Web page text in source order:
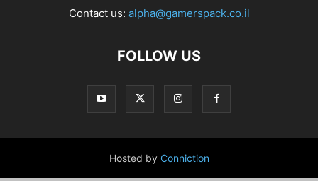
Contact us: alpha@gamerspack.co.il
FOLLOW US
Hosted by Conniction